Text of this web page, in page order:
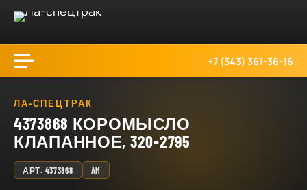
+7 (343) 361-36-16
ЛА-СПЕЦТРАК
4373868 КОРОМЫСЛО
КЛАПАННОЕ, 320-2795
АРТ. 4373868 AM